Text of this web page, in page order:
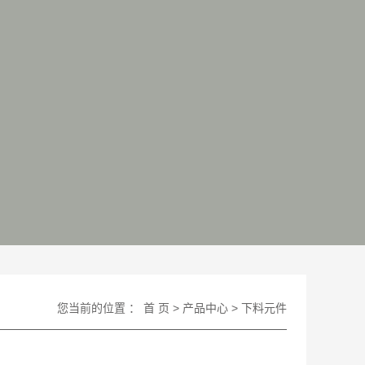
您当前的位置 ： 首 页 > 产品中心 > 下料元件